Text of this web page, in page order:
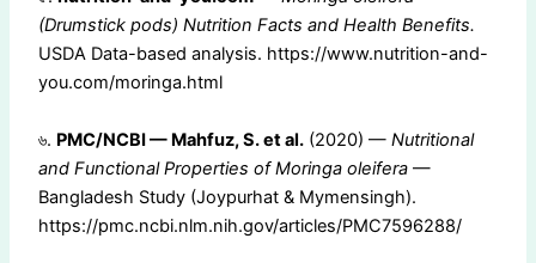
(Drumstick pods) Nutrition Facts and Health Benefits.
USDA Data-based analysis. https://www.nutrition-and-
you.com/moringa.html
৬. PMC/NCBI — Mahfuz, S. et al. (2020) —Nutritional
and Functional Properties of Moringa oleifera —
Bangladesh Study (Joypurhat & Mymensingh).
https://pmc.ncbi.nlm.nih.gov/articles/PMC7596288/